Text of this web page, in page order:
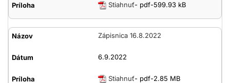
Stiahnuť- pdf-599.93 kB
Zápisnica 16.8.2022
6.9.2022
Stiahnuť- pdf-2.85 MB